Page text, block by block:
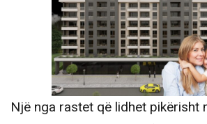
Një nga rastet që lidhet pikërisht